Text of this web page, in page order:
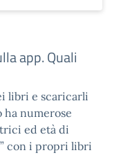
app. Quali
libri e scaricarli
ha numerose
ed età di
con i propri libri